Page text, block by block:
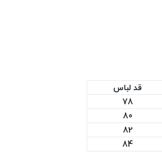
قد لباس
78
80
82
84